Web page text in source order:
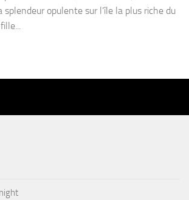
opulente sur l’île la plus riche du